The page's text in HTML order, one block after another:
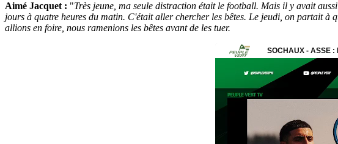
Aimé Jacquet : "Très jeune, ma seule distraction était le football. Mais il y avait
jours à quatre heures du matin. C'était aller chercher les bêtes. Le jeudi, on partait
allions en foire, nous ramenions les bêtes avant de les tuer.